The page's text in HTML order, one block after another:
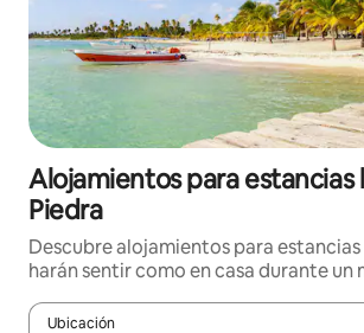
Alojamientos para estancias
Piedra
Descubre alojamientos para
harán sentir como en casa durante un
Ubicación